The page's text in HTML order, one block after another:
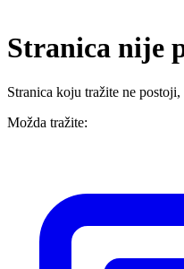
Stranica nije
Stranica koju tražite ne
Možda tražite: